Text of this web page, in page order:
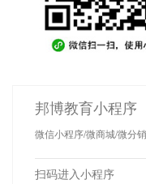
邦博教育小程序
微信小程序/微商城/微分销
扫码进入小程序